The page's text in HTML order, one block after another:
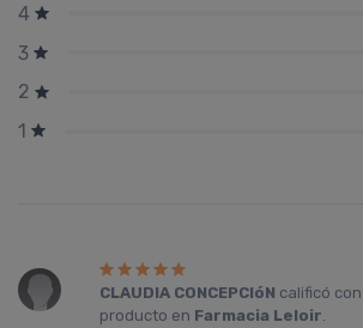
4
3
2
1
CLAUDIA CONCEPCIóN calificó con
producto en Farmacia Leloir.